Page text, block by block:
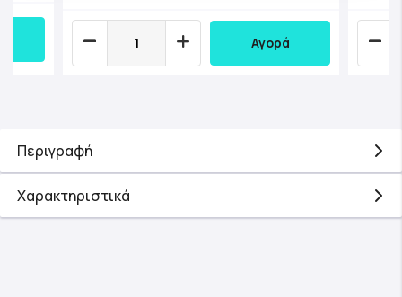
Αγορά
Περιγραφή
Χαρακτηριστικά